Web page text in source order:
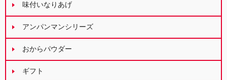
味付いなりあげ
アンパンマンシリーズ
おからパウダー
ギフト